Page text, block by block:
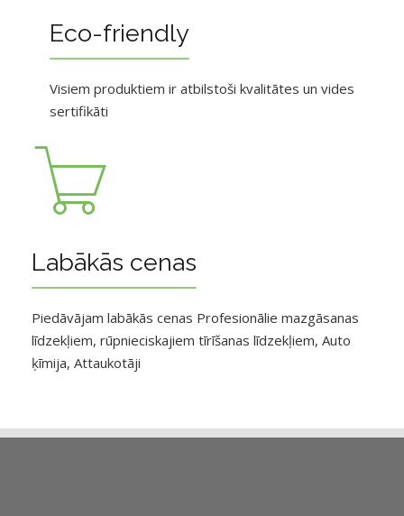
Eco-friendly
Visiem produktiem ir atbilstoši kvalitātes un vides
sertifikāti
Labākās cenas
Piedāvājam labākās cenas Profesionālie mazgāsanas
līdzekļiem, rūpnieciskajiem tīrīšanas līdzekļiem, Auto
ķīmija, Attaukotāji